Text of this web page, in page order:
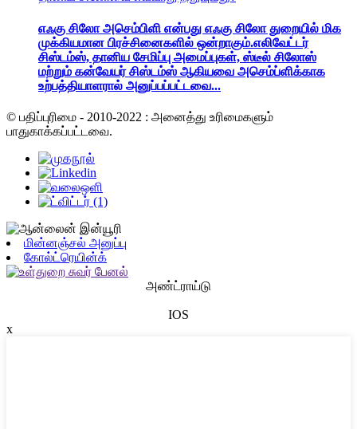
எஃகு சிலோ அசெம்பிளி என்பது எஃகு சிலோ துறையில் மிக
முக்கியமான பிரச்சினைகளில் ஒன்றாகும்.எலிவேட்டர்
சிஸ்டம்ஸ், தானிய சேமிப்பு அமைப்புகள், ஸ்டீல் சிலோஸ்
மற்றும் கன்வேயர் சிஸ்டம்ஸ் ஆகியவை அசெம்ப்ளிக்காக
உற்பத்தியாளரால் அனுப்பப்பட்டவை...
© பதிப்புரிமை - 2010-2022 : அனைத்து உரிமைகளும்
பாதுகாக்கப்பட்டவை.
மின்னஞ்சல் அனுப்பு
கோல்ட்ரெயின்க்
அண்ட்ராய்டு
IOS
x